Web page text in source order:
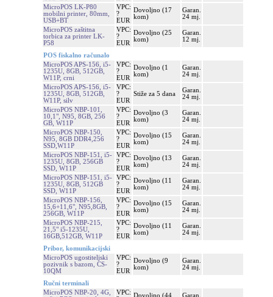
MicroPOS LK-P80
mobilni printer, 80mm,
USB+BT
VPC:
?
EUR
Dovoljno (17
kom)
Garan.
24 mj.
MicroPOS zaštitna
torbica za printer LK-
P58
VPC:
?
EUR
Dovoljno (25
kom)
Garan.
12 mj.
POS fiskalno računalo
MicroPOS APS-156, i5-
1235U, 8GB, 512GB,
W11P, crni
VPC:
?
EUR
Dovoljno (1
kom)
Garan.
24 mj.
MicroPOS APS-156, i5-
1235U, 8GB, 512GB,
W11P, silv
VPC:
?
EUR
Stiže za 5 dana
Garan.
24 mj.
MicroPOS NBP-101,
10,1", N95, 8GB, 256
GB, W11P
VPC:
?
EUR
Dovoljno (3
kom)
Garan.
24 mj.
MicroPOS NBP-150,
N95, 8GB DDR4,256
SSD,W11P
VPC:
?
EUR
Dovoljno (15
kom)
Garan.
24 mj.
MicroPOS NBP-151, i5-
1235U, 8GB, 256GB
SSD, W11P
VPC:
?
EUR
Dovoljno (13
kom)
Garan.
24 mj.
MicroPOS NBP-151, i5-
1235U, 8GB, 512GB
SSD, W11P
VPC:
?
EUR
Dovoljno (11
kom)
Garan.
24 mj.
MicroPOS NBP-156,
15,6+11,6", N95,8GB,
256GB, W11P
VPC:
?
EUR
Dovoljno (15
kom)
Garan.
24 mj.
MicroPOS NBP-215,
21,5" i5-1235U,
16GB,512GB, W11P
VPC:
?
EUR
Dovoljno (11
kom)
Garan.
24 mj.
Pribor, komunikacijski
MicroPOS ugostiteljski
pozivnik s bazom, CS-
10QM
VPC:
?
EUR
Dovoljno (9
kom)
Garan.
24 mj.
Ručni terminali
MicroPOS NBP-20, 4G,
VPC: Dovoljno (44
Garan.